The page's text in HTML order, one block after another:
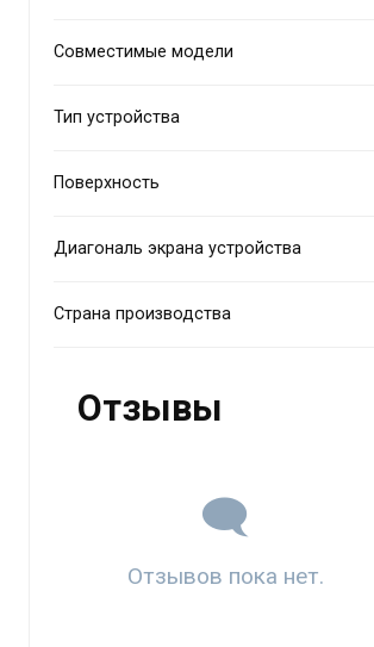
Совместимые модели
Тип устройства
Поверхность
Диагональ экрана устройства
Страна производства
Отзывы
Отзывов пока нет.